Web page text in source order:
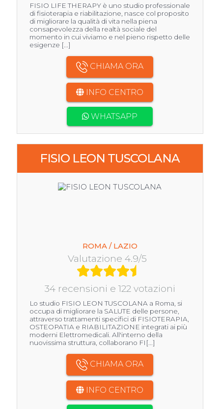
FISIO LIFE THERAPY è uno studio professionale
di fisioterapia e riabilitazione, nasce col proposito
di migliorare la qualità di vita nella piena
consapevolezza della realtà sociale del
momento in cui viviamo e nel pieno rispetto delle
esigenze [...]
CHIAMA ORA
INFO CENTRO
WHATSAPP
FISIO LEON TUSCOLANA
ROMA / LAZIO
Valutazione 4.9/5
34 recensioni e 122 votazioni
Lo studio FISIO LEON TUSCOLANA a Roma, si
occupa di migliorare la SALUTE delle persone,
attraverso trattamenti specifici di FISIOTERAPIA,
OSTEOPATIA e RIABILITAZIONE integrati ai più
moderni Elettromedicali. All'interno della
nuovissima struttura, collaborano FI[...]
CHIAMA ORA
INFO CENTRO